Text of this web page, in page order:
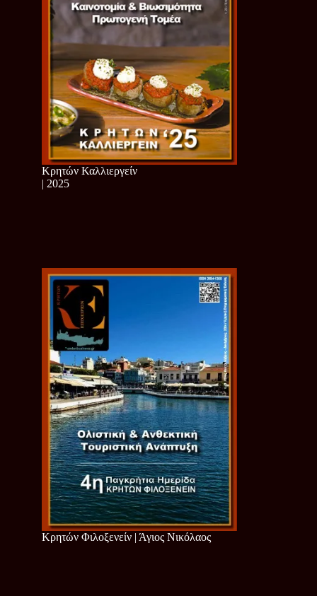
Κρητών Καλλιεργείν
| 2025
Κρητών Φιλοξενείν | Άγιος Νικόλαος